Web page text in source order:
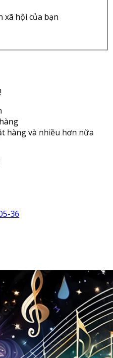
hội của bạn
hàng và nhiều hơn nữa
36